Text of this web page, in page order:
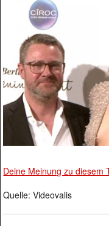
Deine Meinung zu diesem
Quelle: Videovalis